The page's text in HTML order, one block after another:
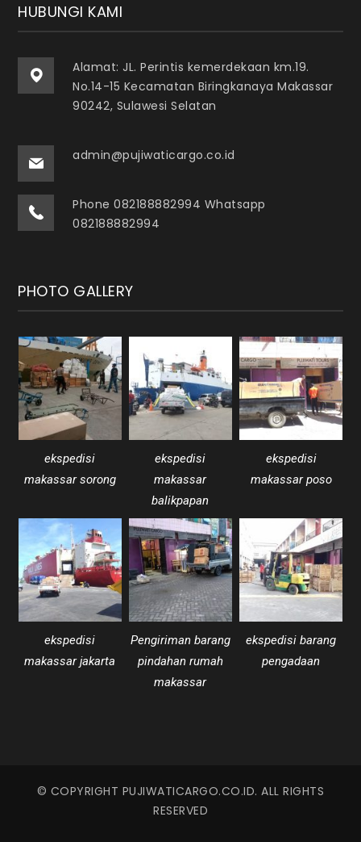
HUBUNGI KAMI
Alamat: JL. Perintis kemerdekaan km.19.
No.14-15 Kecamatan Biringkanaya Makassar
90242, Sulawesi Selatan
admin@pujiwaticargo.co.id
Phone 082188882994 Whatsapp
082188882994
PHOTO GALLERY
ekspedisi
makassar sorong
ekspedisi
makassar
balikpapan
ekspedisi
makassar poso
ekspedisi
makassar jakarta
Pengiriman barang
pindahan rumah
makassar
ekspedisi barang
pengadaan
© COPYRIGHT PUJIWATICARGO.CO.ID. ALL RIGHTS
RESERVED